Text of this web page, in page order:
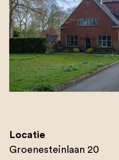
Locatie
Groenesteinlaan 20